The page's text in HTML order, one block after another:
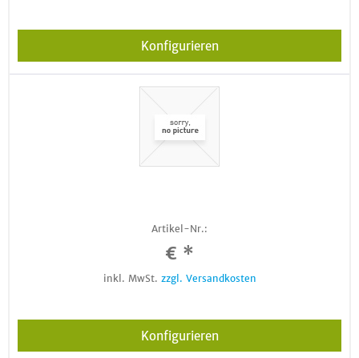
Konfigurieren
Artikel-Nr.:
€ *
inkl. MwSt. zzgl. Versandkosten
Konfigurieren